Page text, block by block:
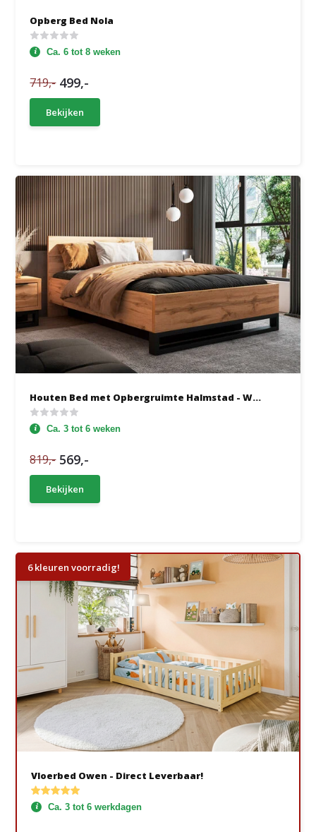
Opberg Bed Nola
Ca. 6 tot 8 weken
719,- 499,-
Bekijken
Houten Bed met Opbergruimte Halmstad - W...
Ca. 3 tot 6 weken
819,- 569,-
Bekijken
6 kleuren voorradig!
Vloerbed Owen - Direct Leverbaar!
Ca. 3 tot 6 werkdagen